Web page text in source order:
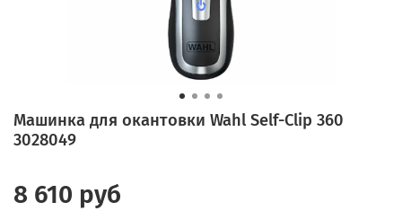
Машинка для окантовки Wahl Self-Clip 360
3028049
8 610 руб